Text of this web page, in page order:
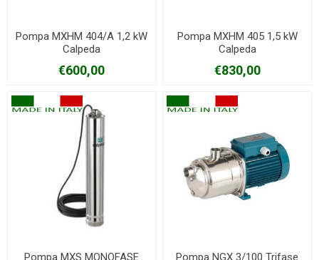
Pompa MXHM 404/A 1,2 kW
Calpeda
€600,00
Pompa MXHM 405 1,5 kW
Calpeda
€830,00
Pompa MXS MONOFASE
Pompa NGX 3/100 Trifase